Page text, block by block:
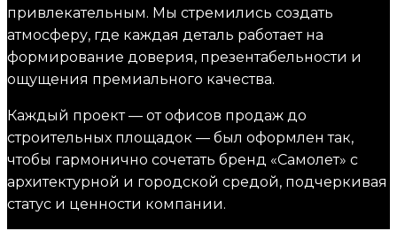
привлекательным. Мы стремились создать
атмосферу, где каждая деталь работает на
формирование доверия, презентабельности и
ощущения премиального качества.
Каждый проект — от офисов продаж до
строительных площадок — был оформлен так,
чтобы гармонично сочетать бренд «Самолет» с
архитектурной и городской средой, подчеркивая
статус и ценности компании.